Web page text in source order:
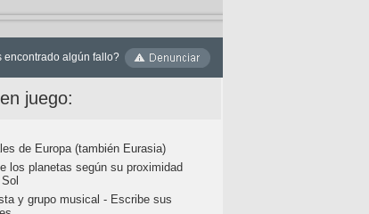
encontrado algún fallo?
juego:
de Europa (también Eurasia)
los planetas según su proximidad
y grupo musical - Escribe sus